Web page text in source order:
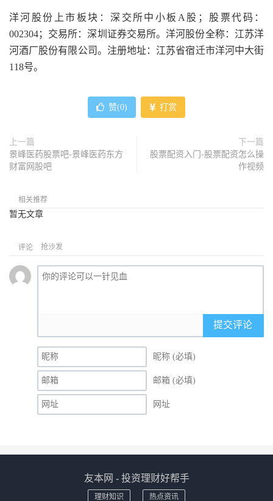
洋河股份上市板块：深交所中小板A股；股票代码：
002304；交易所：深圳证券交易所。洋河股份全称：江苏洋
河酒厂股份有限公司。注册地址：江苏省宿迁市洋河中大街
118号。
赞(0) 打赏
上一篇
景峰医药股票吧-景峰医药东方
财富网股吧
下一篇
股票配资入门-股票配资怎么操
作视频
相关推荐
暂无文章
评论 抢沙发
提交评论
昵称 (必填)
邮箱 (必填)
网址
友本网 - 投资理财好帮手
理财知识 热点资讯